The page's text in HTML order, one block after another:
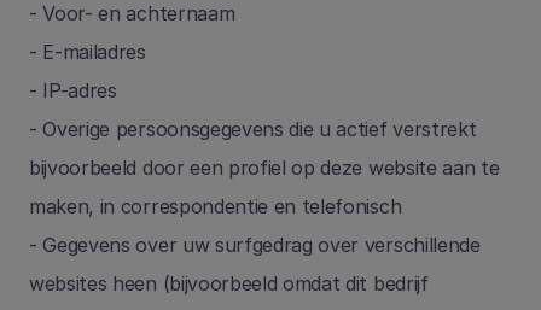
- Voor- en achternaam
- E-mailadres
- IP-adres
- Overige persoonsgegevens die u actief verstrekt
bijvoorbeeld door een profiel op deze website aan te
maken, in correspondentie en telefonisch
- Gegevens over uw surfgedrag over verschillende
websites heen (bijvoorbeeld omdat dit bedrijf